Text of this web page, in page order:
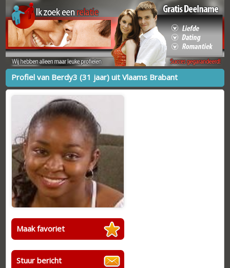
Profiel van Berdy3 (31 jaar) uit Vlaams Brabant
Maak favoriet
Stuur bericht